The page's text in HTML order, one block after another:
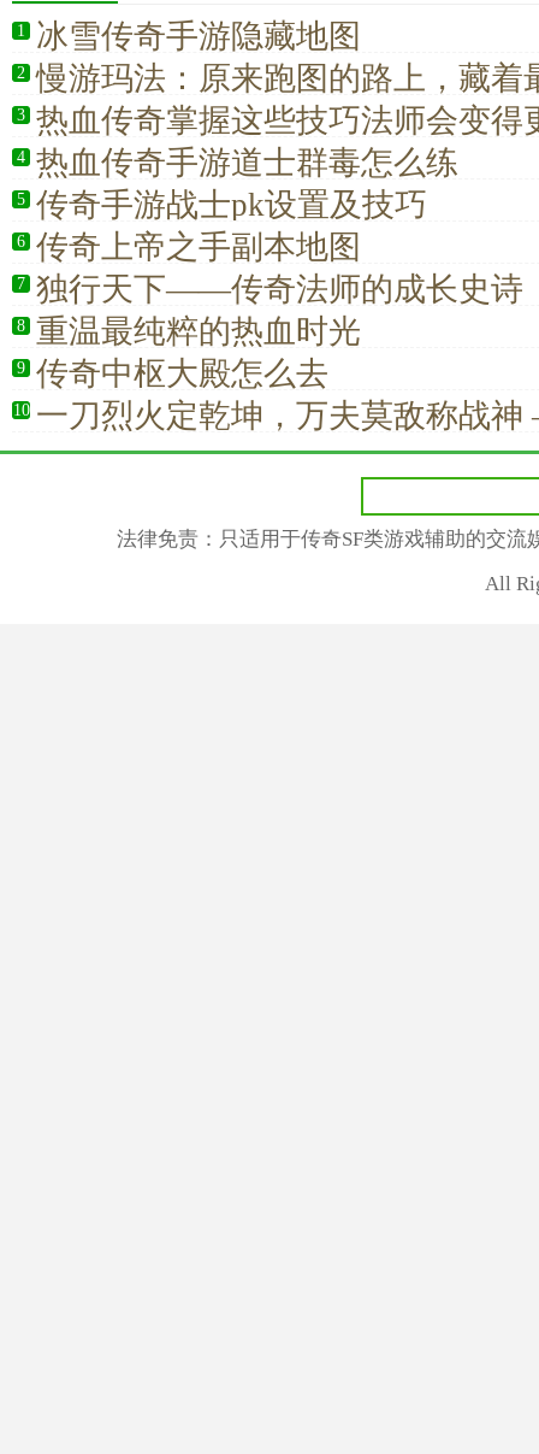
1 冰雪传奇手游隐藏地图
2 慢游玛法：原来跑图的路上，藏着
3 热血传奇掌握这些技巧法师会变得
4 热血传奇手游道士群毒怎么练
5 传奇手游战士pk设置及技巧
6 传奇上帝之手副本地图
7 独行天下——传奇法师的成长史诗
8 重温最纯粹的热血时光
9 传奇中枢大殿怎么去
10 一刀烈火定乾坤，万夫莫敌称战
析传奇战士
法律免责：只适用于传奇SF类游戏辅助的交
All